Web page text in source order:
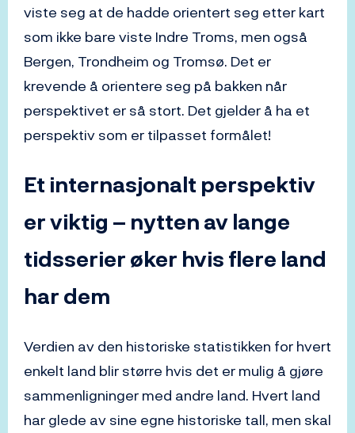
viste seg at de hadde orientert seg etter kart
som ikke bare viste Indre Troms, men også
Bergen, Trondheim og Tromsø. Det er
krevende å orientere seg på bakken når
perspektivet er så stort. Det gjelder å ha et
perspektiv som er tilpasset formålet!
Et internasjonalt perspektiv
er viktig – nytten av lange
tidsserier øker hvis flere land
har dem
Verdien av den historiske statistikken for hvert
enkelt land blir større hvis det er mulig å gjøre
sammenligninger med andre land. Hvert land
har glede av sine egne historiske tall, men skal